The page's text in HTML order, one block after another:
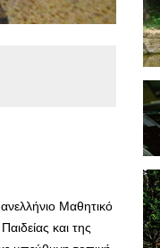
Μαθητικό
και της